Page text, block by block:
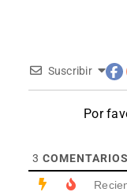
Suscribir
Por
3 COMENTARIOS